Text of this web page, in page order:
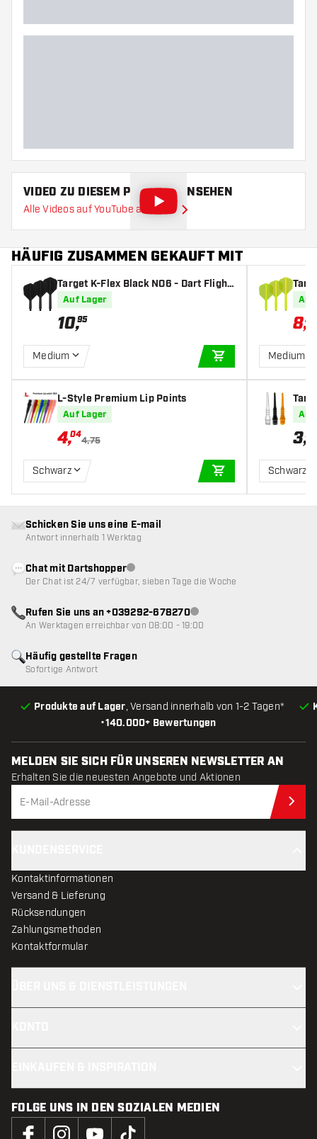
VIDEO ZU DIESEM PRODUKT ANSEHEN
Alle Videos auf YouTube ansehen
HÄUFIG ZUSAMMEN GEKAUFT MIT
Target K-Flex Black NO6 - Dart Flight
Auf Lager
10,95
Medium
IN DEN
L-Style Premium Lip Points
Auf Lager
4,04
4,75
Schwarz
IN DEN
Auf
8,21
Medium
Auf
3,75
Schwarz
•140.000+ Bewertungen
Produkte auf Lager, Versand innerhalb von 1-2 Tagen*
Häufig gestellte Fragen
Sofortige Antwort
Schicken Sie uns eine E-mail
Antwort innerhalb 1 Werktag
Chat mit DartshopperKundenservice nicht verfügbar
Der Chat ist 24/7 verfügbar, sieben Tage die Woche
Rufen Sie uns an +039292-678270Kundenservice nicht
An Werktagen erreichbar von 08:00 - 19:00
MELDEN SIE SICH FÜR UNSEREN NEWSLETTER AN
Erhalten Sie die neuesten Angebote und Aktionen
Kontaktinformationen
Versand & Lieferung
Rücksendungen
Zahlungsmethoden
Kontaktformular
FOLGE UNS IN DEN SOZIALEN MEDIEN